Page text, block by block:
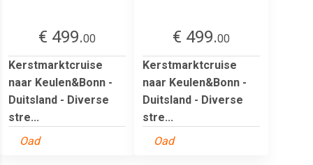
€ 499.00
Kerstmarktcruise
naar Keulen&Bonn -
Duitsland - Diverse
stre...
Oad
€ 499.00
Kerstmarktcruise
naar Keulen&Bonn -
Duitsland - Diverse
stre...
Oad